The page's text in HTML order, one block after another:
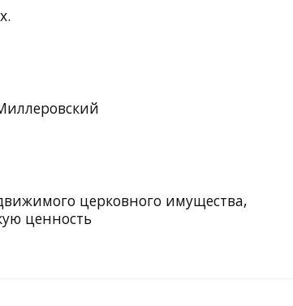
церковного имущества,
ценность